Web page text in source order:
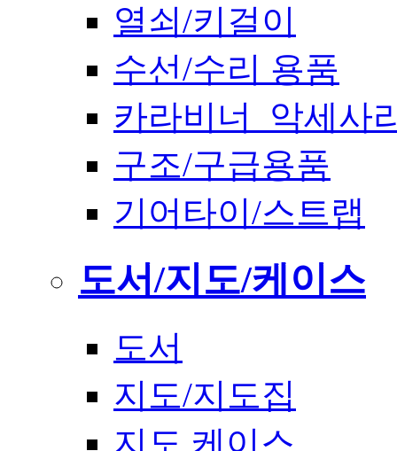
열쇠/키걸이
수선/수리 용품
카라비너_악세사
구조/구급용품
기어타이/스트랩
도서/지도/케이스
도서
지도/지도집
지도 케이스